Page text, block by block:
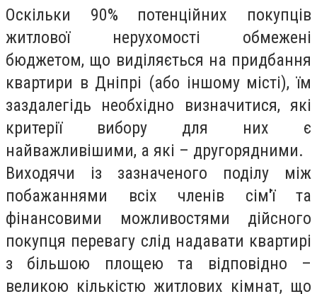
Оскільки 90% потенційних покупців
житлової нерухомості обмежені
бюджетом, що виділяється на придбання
квартири в Дніпрі (або іншому місті), їм
заздалегідь необхідно визначитися, які
критерії вибору для них є
найважливішими, а які – другорядними.
Виходячи із зазначеного поділу між
побажаннями всіх членів сім'ї та
фінансовими можливостями дійсного
покупця перевагу слід надавати квартирі
з більшою площею та відповідно –
великою кількістю житлових кімнат, що